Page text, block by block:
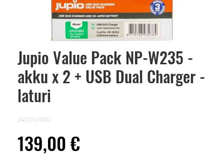
Jupio Value Pack NP-W235 -
akku x 2 + USB Dual Charger -
laturi
24JCFU1002
139,00 €
Skip
beginning
images